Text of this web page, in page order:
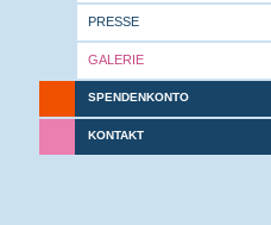
PRESSE
GALERIE
SPENDENKONTO
KONTAKT